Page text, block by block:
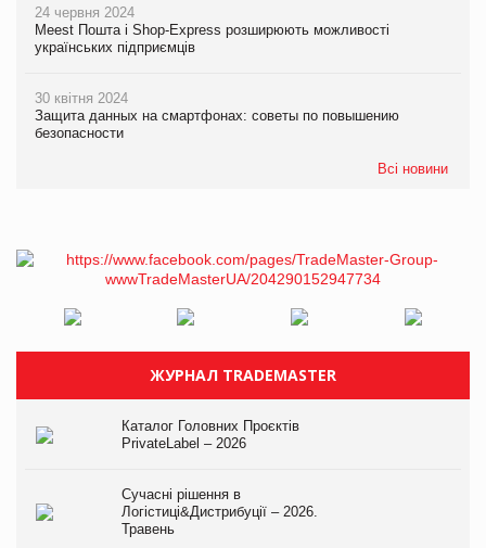
24 червня 2024
Meest Пошта і Shop-Express розширюють можливості
українських підприємців
30 квітня 2024
Защита данных на смартфонах: советы по повышению
безопасности
Всі новини
ЖУРНАЛ TRADEMASTER
Каталог Головних Проєктів
PrivateLabel – 2026
Сучасні рішення в
Логістиці&Дистрибуції – 2026.
Травень